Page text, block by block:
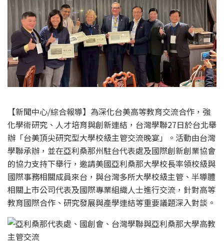
【新聞中心/綜合報導】為深化台美高等教育交流合作，強
化學術研究、人才培育與創新連結，台灣學聯27日於台北舉
辦「台美頂尖研究型大學校級主管交流晚宴」。活動由台灣
學聯承辦，並在亞利桑那州駐台代表處及國際創新創業協會
的協力支持下舉行，邀請美國亞利桑那大學校長率領校級與
國際事務相關成員來台，與台灣多所大學校級主管、半導體
相關上市公司代表及國際專業組織人士進行交流，針對高等
教育國際合作、研究發展與產學連結等重要議題深入對談。